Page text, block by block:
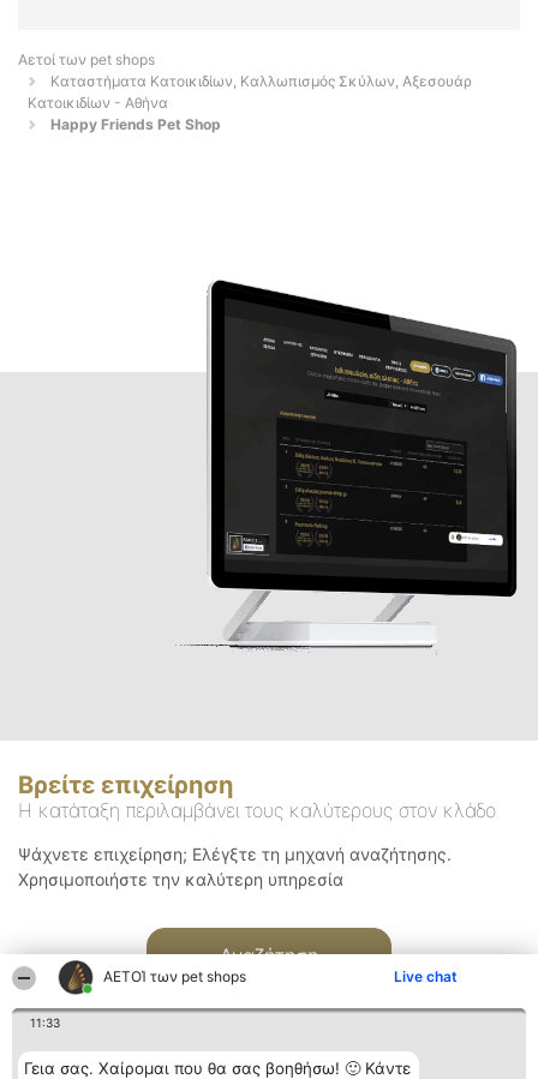
ΑΕΤΟΊ των pet shops Live chat
11:33
Γεια σας. Χαίρομαι που θα σας βοηθήσω! 🙂 Κάντε
Αετοί των pet shops
Καταστήματα Κατοικιδίων, Καλλωπισμός Σκύλων, Αξεσουάρ
Κατοικιδίων - Αθήνα
Happy Friends Pet Shop
Βρείτε επιχείρηση
Η κατάταξη περιλαμβάνει τους καλύτερους στον κλάδο
Ψάχνετε επιχείρηση; Ελέγξτε τη μηχανή αναζήτησης.
Χρησιμοποιήστε την καλύτερη υπηρεσία
Αναζήτηση